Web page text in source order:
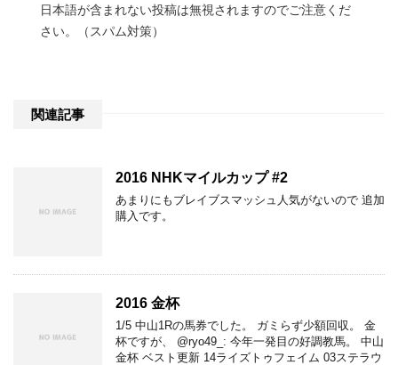
日本語が含まれない投稿は無視されますのでご注意くだ
さい。（スパム対策）
関連記事
2016 NHKマイルカップ #2
あまりにもブレイブスマッシュ人気がないので 追加
購入です。
2016 金杯
1/5 中山1Rの馬券でした。 ガミらず少額回収。 金
杯ですが、 @ryo49_: 今年一発目の好調教馬。 中山
金杯 ベスト更新 14ライズトゥフェイム 03ステラウ